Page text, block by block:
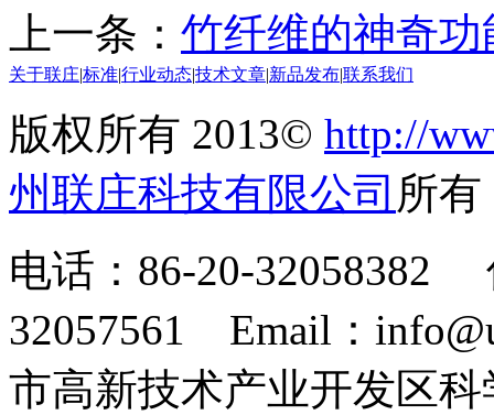
上一条： 竹纤维的神奇功
关于联庄标准行业动态技术文章 新品发布联系我们
版权所有 2013© http://
州联庄科技有限公司 所
电话：86-20-32058382
32057561 Email：
市高新技术产业开发区